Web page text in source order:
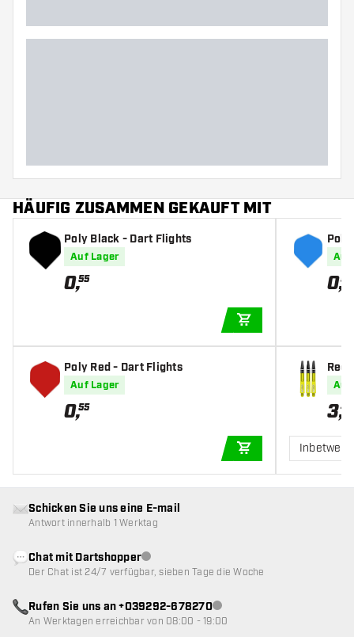
HÄUFIG ZUSAMMEN GEKAUFT MIT
Poly Black - Dart Flights
Auf Lager
0,55
Poly Red - Dart Flights
Auf Lager
0,55
IN DEN
Poly
Auf
0,55
Red
hafts
Auf
3,45
Inbetween
Schicken Sie uns eine E-mail
Antwort innerhalb 1 Werktag
Chat mit DartshopperKundenservice nicht verfügbar
Der Chat ist 24/7 verfügbar, sieben Tage die Woche
Rufen Sie uns an +039292-678270Kundenservice nicht
An Werktagen erreichbar von 08:00 - 19:00